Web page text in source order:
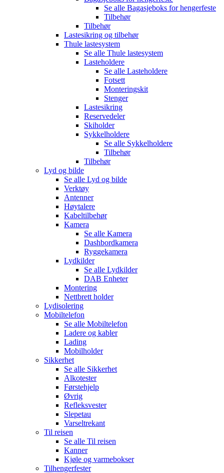
Se alle Bagasjeboks for hengerfeste
Tilbehør
Tilbehør
Lastesikring og tilbehør
Thule lastesystem
Se alle Thule lastesystem
Lasteholdere
Se alle Lasteholdere
Fotsett
Monteringskit
Stenger
Lastesikring
Reservedeler
Skiholder
Sykkelholdere
Se alle Sykkelholdere
Tilbehør
Tilbehør
Lyd og bilde
Se alle Lyd og bilde
Verktøy
Antenner
Høytalere
Kabeltilbehør
Kamera
Se alle Kamera
Dashbordkamera
Ryggekamera
Lydkilder
Se alle Lydkilder
DAB Enheter
Montering
Nettbrett holder
Lydisolering
Mobiltelefon
Se alle Mobiltelefon
Ladere og kabler
Lading
Mobilholder
Sikkerhet
Se alle Sikkerhet
Alkotester
Førstehjelp
Øvrig
Refleksvester
Slepetau
Varseltrekant
Til reisen
Se alle Til reisen
Kanner
Kjøle og varmebokser
Tilhengerfester